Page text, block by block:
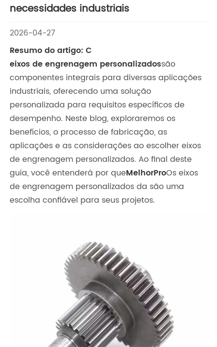
necessidades industriais
2026-04-27
Resumo do artigo: C
eixos de engrenagem personalizadossão
componentes integrais para diversas aplicações
industriais, oferecendo uma solução
personalizada para requisitos específicos de
desempenho. Neste blog, exploraremos os
benefícios, o processo de fabricação, as
aplicações e as considerações ao escolher eixos
de engrenagem personalizados. Ao final deste
guia, você entenderá por queMelhorProOs eixos
de engrenagem personalizados da são uma
escolha confiável para seus projetos.